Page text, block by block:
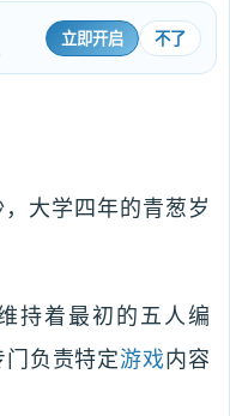
立即开启 不了
大学四年的青葱岁
持着最初的五人编
负责特定游戏内容